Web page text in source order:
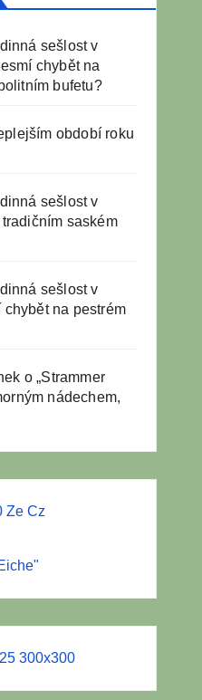
sešlost v
chybět na
bufetu?
období roku
sešlost v
saském
sešlost v
na pestrém
o „Strammer
nádechem,